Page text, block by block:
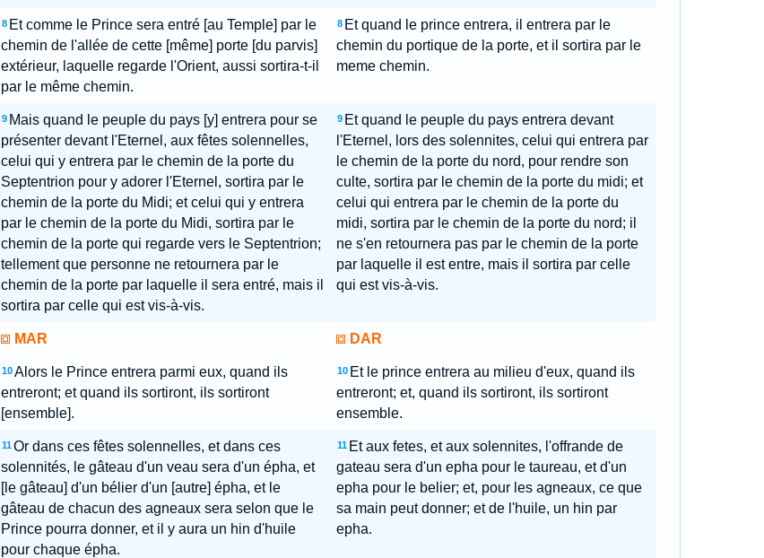
8 Et comme le Prince sera entré [au Temple] par le
chemin de l'allée de cette [même] porte [du parvis]
extérieur, laquelle regarde l'Orient, aussi sortira-t-il
par le même chemin.
8 Et quand le prince entrera, il entrera par le
chemin du portique de la porte, et il sortira par le
meme chemin.
9 Mais quand le peuple du pays [y] entrera pour se
présenter devant l'Eternel, aux fêtes solennelles,
celui qui y entrera par le chemin de la porte du
Septentrion pour y adorer l'Eternel, sortira par le
chemin de la porte du Midi; et celui qui y entrera
par le chemin de la porte du Midi, sortira par le
chemin de la porte qui regarde vers le Septentrion;
tellement que personne ne retournera par le
chemin de la porte par laquelle il sera entré, mais il
sortira par celle qui est vis-à-vis.
9 Et quand le peuple du pays entrera devant
l'Eternel, lors des solennites, celui qui entrera par
le chemin de la porte du nord, pour rendre son
culte, sortira par le chemin de la porte du midi; et
celui qui entrera par le chemin de la porte du
midi, sortira par le chemin de la porte du nord; il
ne s'en retournera pas par le chemin de la porte
par laquelle il est entre, mais il sortira par celle
qui est vis-à-vis.
MAR DAR
10 Alors le Prince entrera parmi eux, quand ils
entreront; et quand ils sortiront, ils sortiront
[ensemble].
10 Et le prince entrera au milieu d'eux, quand ils
entreront; et, quand ils sortiront, ils sortiront
ensemble.
11 Or dans ces fêtes solennelles, et dans ces
solennités, le gâteau d'un veau sera d'un épha, et
[le gâteau] d'un bélier d'un [autre] épha, et le
gâteau de chacun des agneaux sera selon que le
Prince pourra donner, et il y aura un hin d'huile
pour chaque épha.
11 Et aux fetes, et aux solennites, l'offrande de
gateau sera d'un epha pour le taureau, et d'un
epha pour le belier; et, pour les agneaux, ce que
sa main peut donner; et de l'huile, un hin par
epha.